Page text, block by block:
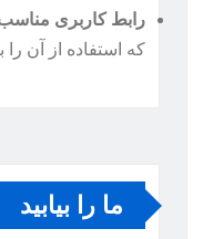
رابط کاربری
که استفاده از آن
ما را بیابید